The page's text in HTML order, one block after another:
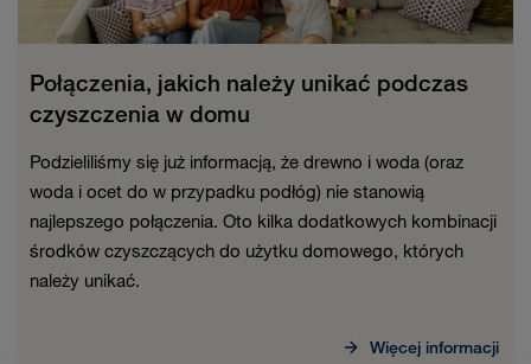
Połączenia, jakich należy unikać podczas
czyszczenia w domu
Podzieliliśmy się już informacją, że drewno i woda (oraz
woda i ocet do w przypadku podłóg) nie stanowią
najlepszego połączenia. Oto kilka dodatkowych kombinacji
środków czyszczących do użytku domowego, których
należy unikać.
Więcej informacji